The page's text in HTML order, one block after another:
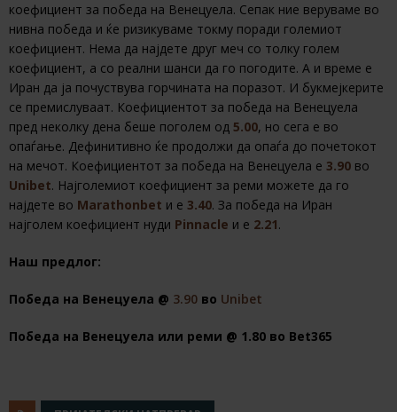
коефициент за победа на Венецуела. Сепак ние веруваме во
нивна победа и ќе ризикуваме токму поради големиот
коефициент. Нема да најдете друг меч со толку голем
коефициент, а со реални шанси да го погодите. А и време е
Иран да ја почуствува горчината на поразот. И букмејкерите
се премислуваат. Коефициентот за победа на Венецуела
пред неколку дена беше поголем од 5.00, но сега е во
опаѓање. Дефинитивно ќе продолжи да опаѓа до почетокот
на мечот. Коефициентот за победа на Венецуела е 3.90 во
Unibet. Најголемиот коефициент за реми можете да го
најдете во Marathonbet и е 3.40. За победа на Иран
најголем коефициент нуди Pinnacle и е 2.21.
Наш предлог:
Победа на Венецуела @ 3.90 во Unibet
Победа на Венецуела или реми @ 1.80 во Bet365